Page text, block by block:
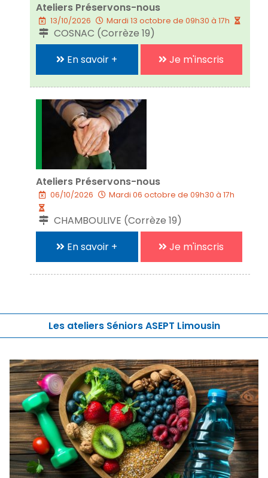
Ateliers Préservons-nous
13/10/2026 Mardi 13 octobre de 09h30 à 17h
COSNAC (Corrèze 19)
En savoir +
Je m'inscris
Ateliers Préservons-nous
06/10/2026 Mardi 06 octobre de 09h30 à 17h
CHAMBOULIVE (Corrèze 19)
En savoir +
Je m'inscris
Les ateliers Séniors ASEPT Limousin